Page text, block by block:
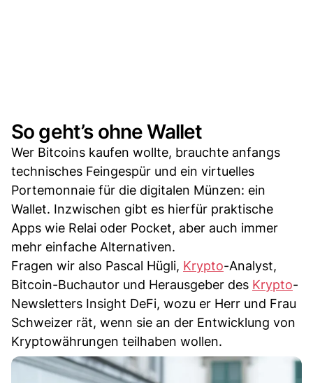
So geht’s ohne Wallet
Wer Bitcoins kaufen wollte, brauchte anfangs
technisches Feingespür und ein virtuelles
Portemonnaie für die digitalen Münzen: ein
Wallet. Inzwischen gibt es hierfür praktische
Apps wie Relai oder Pocket, aber auch immer
mehr einfache Alternativen.
Fragen wir also Pascal Hügli, Krypto-Analyst,
Bitcoin-Buchautor und Herausgeber des Krypto-
Newsletters Insight DeFi, wozu er Herr und Frau
Schweizer rät, wenn sie an der Entwicklung von
Kryptowährungen teilhaben wollen.